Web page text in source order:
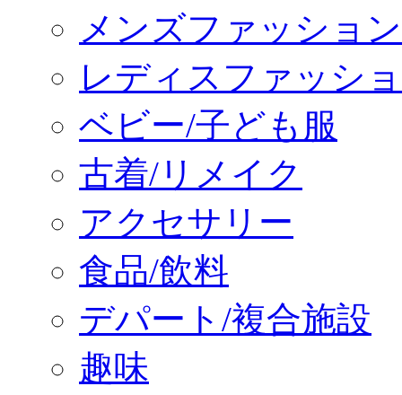
メンズファッション
レディスファッシ
ベビー/子ども服
古着/リメイク
アクセサリー
食品/飲料
デパート/複合施設
趣味